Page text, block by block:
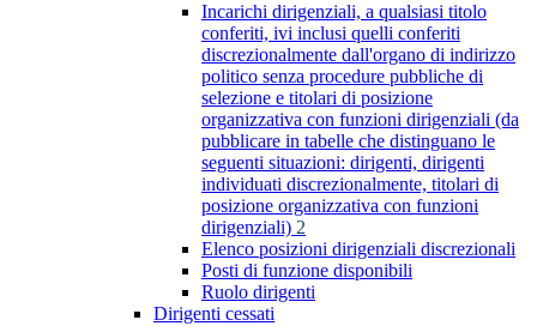
Incarichi dirigenziali, a qualsiasi titolo
conferiti, ivi inclusi quelli conferiti
discrezionalmente dall'organo di indirizzo
politico senza procedure pubbliche di
selezione e titolari di posizione
organizzativa con funzioni dirigenziali (da
pubblicare in tabelle che distinguano le
seguenti situazioni: dirigenti, dirigenti
individuati discrezionalmente, titolari di
posizione organizzativa con funzioni
dirigenziali) 2
Elenco posizioni dirigenziali discrezionali
Posti di funzione disponibili
Ruolo dirigenti
Dirigenti cessati